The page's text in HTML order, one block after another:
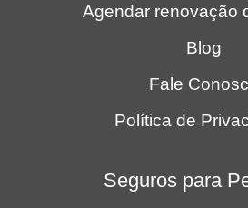
Agendar renovação
Blog
Fale
Política de
Seguros para